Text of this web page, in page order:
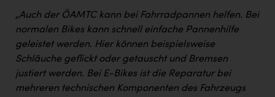
„Auch der ÖAMTC kann bei Fahrradpannen helfen. Bei
normalen Bikes kann schnell einfache Pannenhilfe
geleistet werden. Hier können beispielsweise
Schläuche geflickt oder getauscht und Bremsen
justiert werden. Bei E-Bikes ist die Reparatur bei
mehreren technischen Komponenten des Fahrzeugs